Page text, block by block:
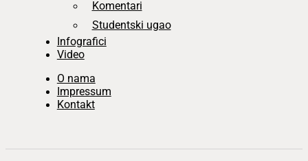
Komentari
Studentski ugao
Infografici
Video
O nama
Impressum
Kontakt